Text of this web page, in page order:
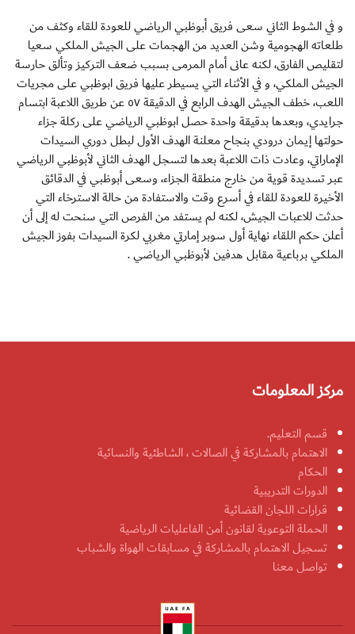
و في الشوط الثاني سعى فريق أبوظبي الرياضي للعودة للقاء وكثف من
طلعاته الهجومية وشن العديد من الهجمات على الجيش الملكي سعيا
لتقليص الفارق، لكنه عانى أمام المرمى بسبب ضعف التركيز وتألق حارسة
الجيش الملكي، و في الأثناء التي يسيطر عليها فريق ابوظبي على مجريات
اللعب، خطف الجيش الهدف الرابع في الدقيقة ٥٧ عن طريق اللاعبة ابتسام
جرايدي، وبعدها بدقيقة واحدة حصل ابوظبي الرياضي على ركلة جزاء
حولتها إيمان درودي بنجاح معلنة الهدف الأول لبطل دوري السيدات
الإماراتي، وعادت ذات اللاعبة بعدها لتسجل الهدف الثاني لأبوظبي الرياضي
عبر تسديدة قوية من خارج منطقة الجزاء، وسعى أبوظبي في الدقائق
الأخيرة للعودة للقاء في أسرع وقت والاستفادة من حالة الاسترخاء التي
حدثت للاعبات الجيش، لكنه لم يستفد من الفرص التي سنحت له إلى أن
أعلن حكم اللقاء نهاية أول سوبر إمارتي مغربي لكرة السيدات بفوز الجيش
الملكي برباعية مقابل هدفين لأبوظبي الرياضي .
مركز المعلومات
قسم التعليم.
الاهتمام بالمشاركة في الصالات ، الشاطئية والنسائية
الحكام
الدورات التدريبية
قرارات اللجان القضائية
الحملة التوعوية لقانون أمن الفاعليات الرياضية
تسجيل الاهتمام بالمشاركة في مسابقات الهواة والشباب
تواصل معنا